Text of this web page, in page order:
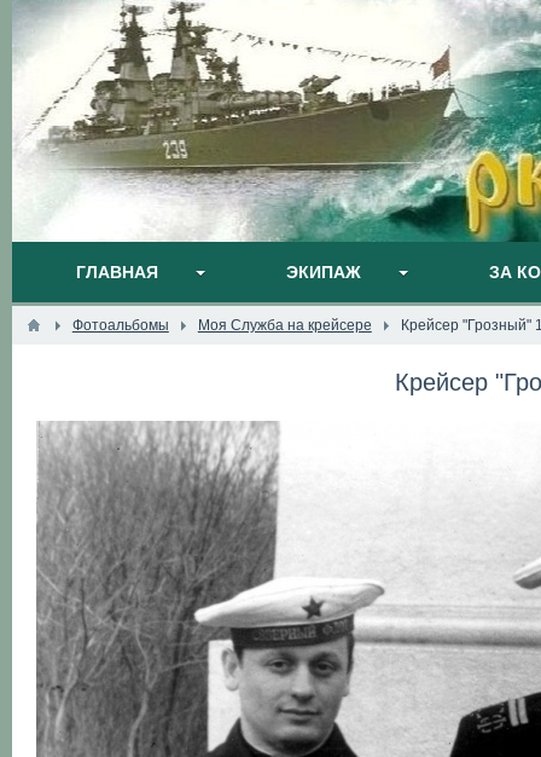
ГЛАВНАЯ ЭКИПАЖ ЗА
Фотоальбомы Моя Служба на крейсере Крейсер "Грозный"
Крейсер